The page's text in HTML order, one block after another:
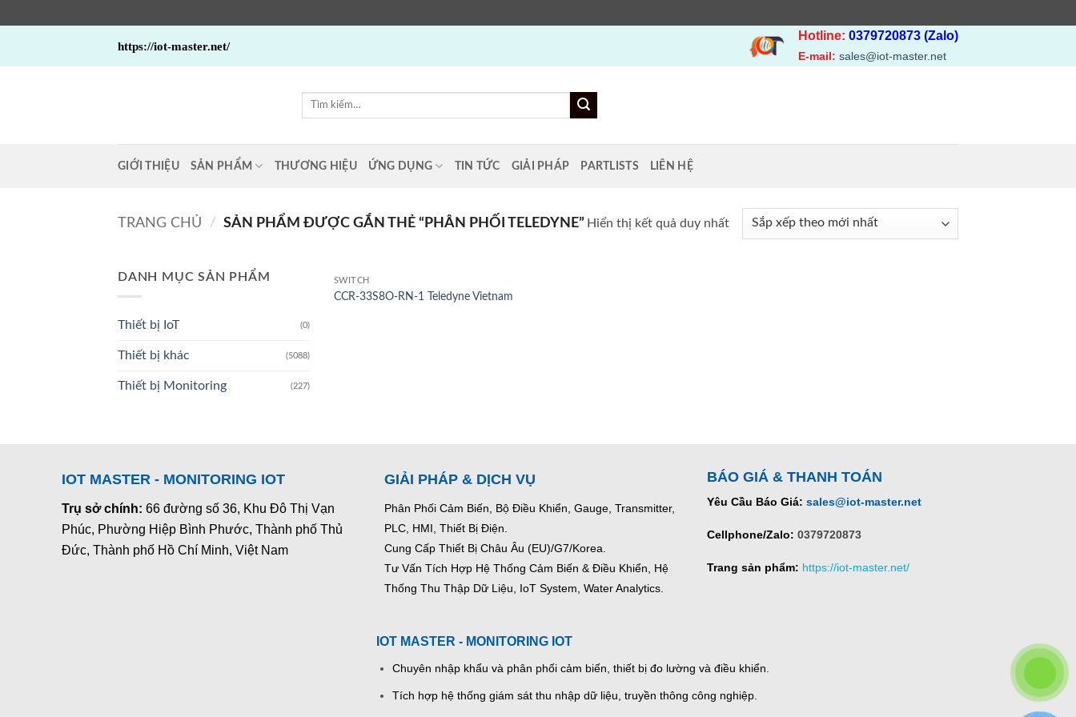
https://iot-master.net/
Hotline: 0379720873 (Zalo)
E-mail: sales@iot-master.net
Tìm
GIỚI THIỆU SẢN PHẨM THƯƠNG HIỆU ỨNG DỤNG TIN TỨC GIẢI PHÁP PARTLISTS LIÊN HỆ
TRANG CHỦ / SẢN PHẨM ĐƯỢC GẮN THẺ “PHÂN PHỐI TELEDYNE” Hiển thị kết quả duy nhất
DANH MỤC SẢN PHẨM
Thiết bị IoT (0)
Thiết bị khác (5088)
Thiết bị Monitoring (227)
SWITCH
CCR-33S8O-RN-1 Teledyne Vietnam
IOT MASTER - MONITORING IOT
Trụ sở chính: 66 đường số 36, Khu Đô Thị Vạn
Phúc, Phường Hiệp Bình Phước, Thành phố Thủ
Đức, Thành phố Hồ Chí Minh, Việt Nam
GIẢI PHÁP & DỊCH VỤ
Phân Phối Cảm Biến, Bộ Điều Khiển, Gauge, Transmitter,
PLC, HMI, Thiết Bị Điện.
Cung Cấp Thiết Bị Châu Âu (EU)/G7/Korea.
Tư Vấn Tích Hợp Hệ Thống Cảm Biến & Điều Khiển, Hệ
Thống Thu Thập Dữ Liệu, IoT System, Water Analytics.
BÁO GIÁ & THANH TOÁN
Yêu Cầu Báo Giá: sales@iot-master.net
Cellphone/Zalo: 0379720873
Trang sản phẩm: https://iot-master.net/
IOT MASTER - MONITORING IOT
Chuyên nhập khẩu và phân phối cảm biến, thiết bị đo lường và điều khiển.
Tích hợp hệ thống giám sát thu nhập dữ liệu, truyền thông công nghiệp.